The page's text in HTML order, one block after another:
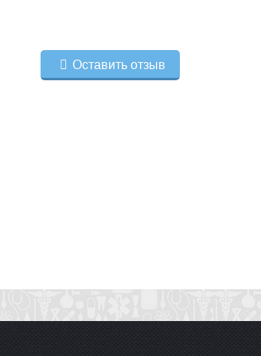
Оставить отзыв